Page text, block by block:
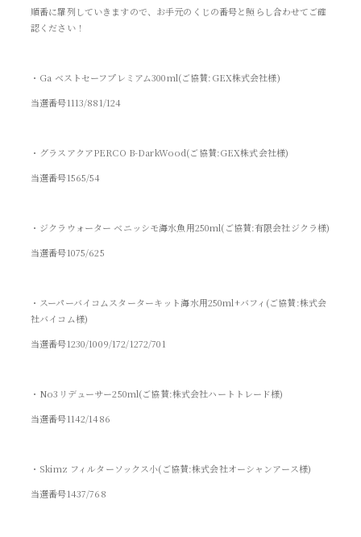
順番に羅列していきますので、お手元のくじの番号と照らし合わせてご確
認ください！
・Ga ベストセーフプレミアム300ml(ご協賛:GEX株式会社様)
当選番号1113/881/124
・グラスアクアPERCO B-DarkWood(ご協賛:GEX株式会社様)
当選番号1565/54
・ジクラウォーター ベニッシモ海水魚用250ml(ご協賛:有限会社ジクラ様)
当選番号1075/625
・スーパーバイコムスターターキット海水用250ml+バフィ(ご協賛:株式会
社バイコム様)
当選番号1230/1009/172/1272/701
・No3リデューサー250ml(ご協賛:株式会社ハートトレード様)
当選番号1142/1486
・Skimz フィルターソックス小(ご協賛:株式会社オーシャンアース様)
当選番号1437/768